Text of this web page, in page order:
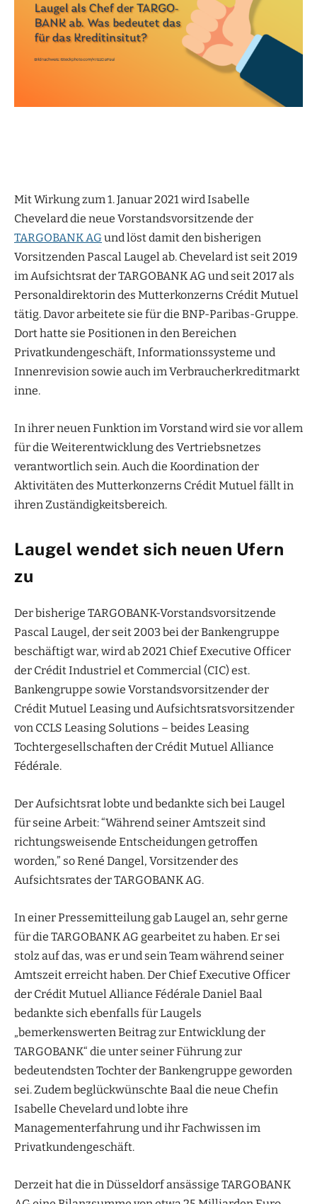
Mit Wirkung zum 1. Januar 2021 wird Isabelle
Chevelard die neue Vorstandsvorsitzende der
TARGOBANK AGund löst damit den bisherigen
Vorsitzenden Pascal Laugel ab. Chevelard ist seit 2019
im Aufsichtsrat der TARGOBANK AG und seit 2017 als
Personaldirektorin des Mutterkonzerns Crédit Mutuel
tätig. Davor arbeitete sie für die BNP-Paribas-Gruppe.
Dort hatte sie Positionen in den Bereichen
Privatkundengeschäft, Informationssysteme und
Innenrevision sowie auch im Verbraucherkreditmarkt
inne.
In ihrer neuen Funktion im Vorstand wird sie vor allem
für die Weiterentwicklung des Vertriebsnetzes
verantwortlich sein. Auch die Koordination der
Aktivitäten des Mutterkonzerns Crédit Mutuel fällt in
ihren Zuständigkeitsbereich.
Laugel wendet sich neuen Ufern
zu
Der bisherige TARGOBANK-Vorstandsvorsitzende
Pascal Laugel, der seit 2003 bei der Bankengruppe
beschäftigt war, wird ab 2021 Chief Executive Officer
der Crédit Industriel et Commercial (CIC) est.
Bankengruppe sowie Vorstandsvorsitzender der
Crédit Mutuel Leasing und Aufsichtsratsvorsitzender
von CCLS Leasing Solutions – beides Leasing
Tochtergesellschaften der Crédit Mutuel Alliance
Fédérale.
Der Aufsichtsrat lobte und bedankte sich bei Laugel
für seine Arbeit: “Während seiner Amtszeit sind
richtungsweisende Entscheidungen getroffen
worden,” so René Dangel, Vorsitzender des
Aufsichtsrates der TARGOBANK AG.
In einer Pressemitteilung gab Laugel an, sehr gerne
für die TARGOBANK AG gearbeitet zu haben. Er sei
stolz auf das, was er und sein Team während seiner
Amtszeit erreicht haben. Der Chief Executive Officer
der Crédit Mutuel Alliance Fédérale Daniel Baal
bedankte sich ebenfalls für Laugels
„bemerkenswerten Beitrag zur Entwicklung der
TARGOBANK“ die unter seiner Führung zur
bedeutendsten Tochter der Bankengruppe geworden
sei. Zudem beglückwünschte Baal die neue Chefin
Isabelle Chevelard und lobte ihre
Managementerfahrung und ihr Fachwissen im
Privatkundengeschäft.
Derzeit hat die in Düsseldorf ansässige TARGOBANK